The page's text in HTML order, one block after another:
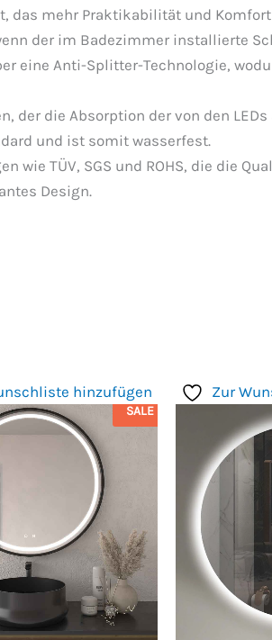
das mehr Praktikabilität und
der im Badezimmer installierte
eine Anti-Splitter-Technologie,
der die Absorption der von den
und ist somit wasserfest.
wie TÜV, SGS und ROHS, die die
Design.
hinzufügen
SALE
Zur